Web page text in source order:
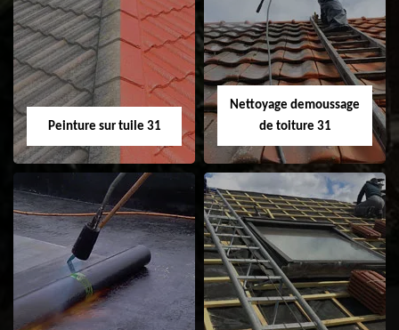
Nettoyage et
ravalement de
façade 31
Isolation toiture 31
Peinture sur tuile 31
Peinture sur tuile
31
Nettoyage demoussage
de toiture 31
Nettoyage
demoussage de
toiture 31